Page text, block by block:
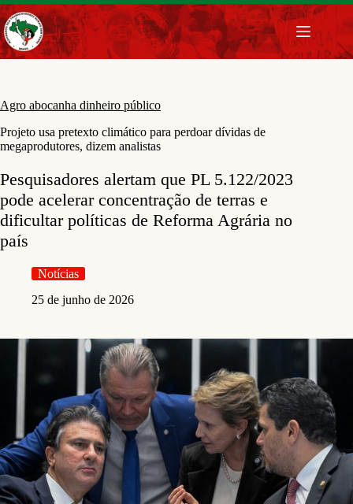
Pular
para
o
conteúdo
Agro abocanha dinheiro público
Projeto usa pretexto climático para perdoar dívidas de
megaprodutores, dizem analistas
Pesquisadores alertam que PL 5.122/2023
pode acelerar concentração de terras e
dificultar políticas de Reforma Agrária no
país
Notícias
25 de junho de 2026